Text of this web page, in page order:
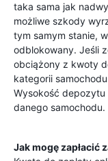
taka sama jak
możliwe szkody
tym samym stanie,
odblokowany. Jeśli
obciążony z kwoty
kategorii
Wysokość depozytu
danego samochodu.
Jak mogę zapłacić